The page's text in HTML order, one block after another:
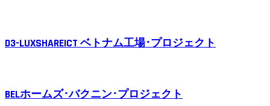
D3-LUXSHAREICT ベトナム工場･プロジェクト
BELホームズ･バクニン･プロジェクト